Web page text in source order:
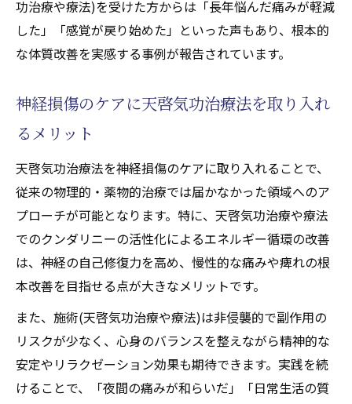
功治療や療法)を受けた方からは「長年悩んだ痛みが軽減
した」「感覚が戻り始めた」といった声もあり、根本的
な体質改善を実感する事例が報告されています。
神経損傷のケアに天啓気功治療法を取り入れ
るメリット
天啓気功治療法を神経損傷のケアに取り入れることで、
従来の物理的・薬物的治療では届かなかった領域へのア
プローチが可能となります。特に、天啓気功治療や療法
でのクンダリニーの活性化によるエネルギー循環の改善
は、神経の自己修復力を高め、慢性的な痛みや痺れの根
本改善を目指せる点が大きなメリットです。
また、施術(天啓気功治療や療法)は非侵襲的で副作用の
リスクが少なく、心身のバランスを整えながら精神的な
安定やリラクゼーション効果も期待できます。実践を続
けることで、「夜間の痛みが和らいだ」「日常生活の質